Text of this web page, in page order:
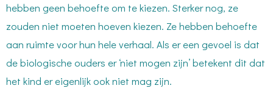
hebben geen behoefte om te kiezen. Sterker nog, ze
zouden niet moeten hoeven kiezen. Ze hebben behoefte
aan ruimte voor hun hele verhaal. Als er een gevoel is dat
de biologische ouders er ‘niet mogen zijn’ betekent dit dat
het kind er eigenlijk ook niet mag zijn.